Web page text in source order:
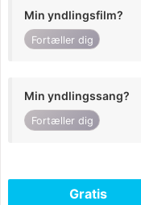
Min yndlingsfilm?
Fortæller dig
Min yndlingssang?
Fortæller dig
Gratis